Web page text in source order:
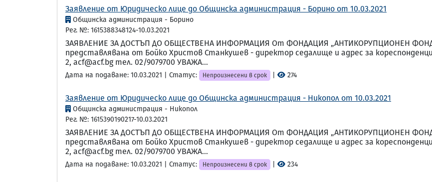
Заявление от Юридическо лице до Общинска администрация - Борино от 10.03.2021
Общинска администрация - Борино
Рег. №: 1615388348124-10.03.2021
ЗАЯВЛЕНИЕ ЗА ДОСТЪП ДО ОБЩЕСТВЕНА ИНФОРМАЦИЯ От ФОНДАЦИЯ „АНТИКОРУПЦИОНЕН ФОНД“
представлявана от Бойко Христов Станкушев - директор седалище и адрес за
2, acf@acf.bg тел. 02/9079700 УВАЖА...
Дата на подаване: 10.03.2021 | Статус: Непроизнесени в срок 274
Заявление от Юридическо лице до Общинска администрация - Никопол от 10.03.2021
Общинска администрация - Никопол
Рег. №: 1615390190217-10.03.2021
ЗАЯВЛЕНИЕ ЗА ДОСТЪП ДО ОБЩЕСТВЕНА ИНФОРМАЦИЯ От ФОНДАЦИЯ „АНТИКОРУПЦИОНЕН ФОНД“
представлявана от Бойко Христов Станкушев - директор седалище и адрес за
2, acf@acf.bg тел. 02/9079700 УВАЖА...
Дата на подаване: 10.03.2021 | Статус: Непроизнесени в срок 234